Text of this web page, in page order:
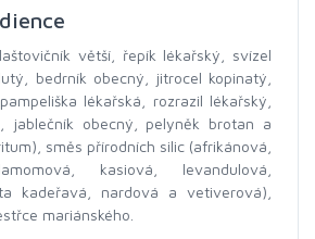
větší, řepík lékařský, svízel
bedrník obecný, jitrocel kopinatý,
lékařská, rozrazil lékařský,
jablečník obecný, pelyněk brotan a
směs přírodních silic (afrikánová,
kasiová, levandulová,
kadeřavá, nardová a vetiverová),
mariánského.